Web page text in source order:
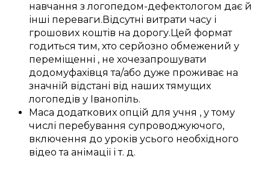
навчання злогопедом-дефектологом дає й
інші переваги.Відсутні витрати часу і
грошових коштів на дорогу.Цей формат
годиться тим, хто серйозно обмежений у
переміщенні , не хочезапрошувати
додомуфахівця та/або дуже проживає на
значній відстані від нашихтямущих
логопедів у Іванопіль.
Маса додаткових опцій для учня , у тому
числі перебування супроводжуючого,
включення до уроків усього необхідного
відео та анімації і т. д.